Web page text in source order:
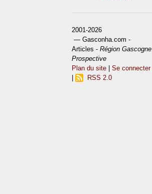
2001-2026
— Gasconha.com -
Articles -Région Gascogne
Prospective
Plan du site |Se connecter
RSS 2.0